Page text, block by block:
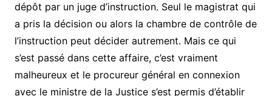
dépôt par un juge d’instruction. Seul le magistrat qui
a pris la décision ou alors la chambre de contrôle de
l’instruction peut décider autrement. Mais ce qui
s’est passé dans cette affaire, c’est vraiment
malheureux et le procureur général en connexion
avec le ministre de la Justice s’est permis d’établir